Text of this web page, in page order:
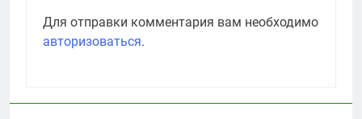
Для отправки комментария вам необходимо
авторизоваться.